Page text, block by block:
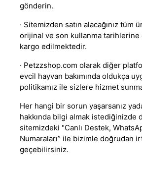
gönderin.
· Sitemizden satın alacağınız tüm
orijinal ve son kullanma
kargo edilmektedir.
· Petzzshop.com olarak diğer
evcil hayvan bakımında oldukça
politikamız ile sizlere hizmet
Her hangi bir sorun yaşarsanız
hakkında bilgi almak istediğinizde
sitemizdeki "Canlı Destek,
Numaraları” ile bizimle doğrudan
geçebilirsiniz.